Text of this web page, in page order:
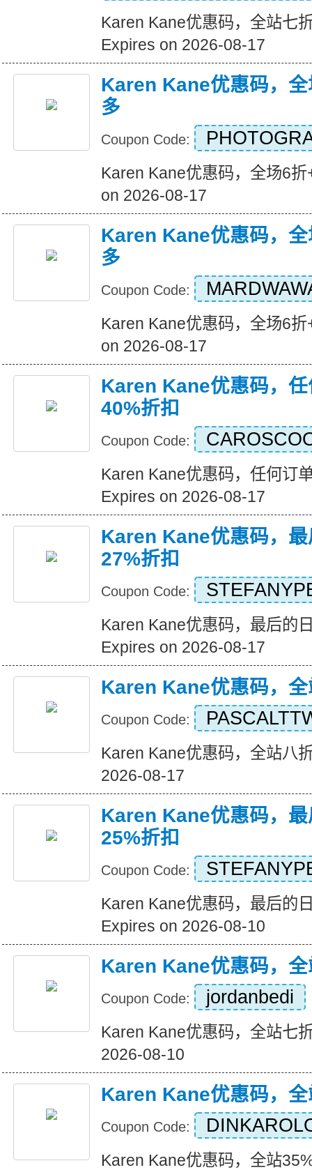
Karen Kane优惠码，全站七
Expires on 2026-08-17
Karen Kane优惠码，
多
Coupon Code:
Karen Kane优惠码，全场6
on 2026-08-17
Karen Kane优惠码，
多
Coupon Code:
Karen Kane优惠码，全场6
on 2026-08-17
Karen Kane优惠码，
40%折扣
Coupon Code:
Karen Kane优惠码，任何订
Expires on 2026-08-17
Karen Kane优惠码，
27%折扣
Coupon Code:
Karen Kane优惠码，最后的
Expires on 2026-08-17
Karen Kane优惠码，
Coupon Code:
Karen Kane优惠码，全站八
2026-08-17
Karen Kane优惠码，
25%折扣
Coupon Code:
Karen Kane优惠码，最后的
Expires on 2026-08-10
Karen Kane优惠码，
Coupon Code: jordanbedi
Karen Kane优惠码，全站七
2026-08-10
Karen Kane优惠码，
Coupon Code:
Karen Kane优惠码，全站